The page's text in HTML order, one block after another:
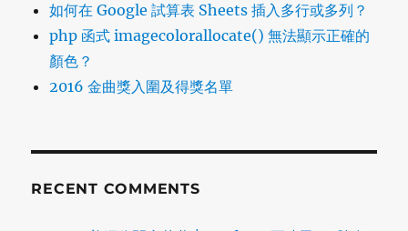
如何在 Google 試算表 Sheets 插入多行或多列？
php 函式 imagecolorallocate() 無法顯示正確的
顏色？
2016 金曲獎入圍及得獎名單
RECENT COMMENTS